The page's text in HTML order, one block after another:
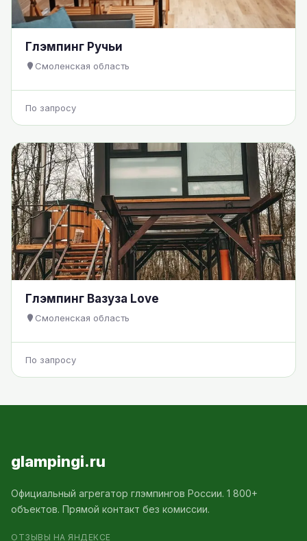
Глэмпинг Ручьи
Смоленская область
По запросу
Глэмпинг Вазуза Love
Смоленская область
По запросу
glampingi.ru
Официальный агрегатор глэмпингов России. 1 800+
объектов. Прямой контакт без комиссии.
ОТЗЫВЫ НА ЯНДЕКСЕ